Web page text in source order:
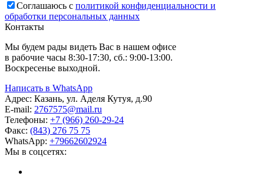
Соглашаюсь с политикой конфиденциальности и
обработки персональных данных
Контакты
Мы будем рады видеть Вас в нашем офисе
в рабочие часы 8:30-17:30, сб.: 9:00-13:00.
Воскресенье выходной.
Написать в WhatsApp
Адрес: Казань, ул. Аделя Кутуя, д.90
E-mail: 2767575@mail.ru
Телефоны: +7 (966) 260-29-24
Факс: (843) 276 75 75
WhatsApp: +79662602924
Мы в соцсетях: